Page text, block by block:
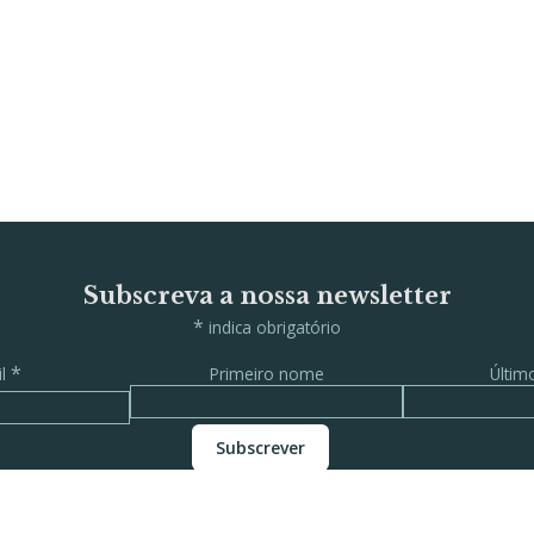
Subscreva a nossa newsletter
* indica obrigatório
* Primeiro nome